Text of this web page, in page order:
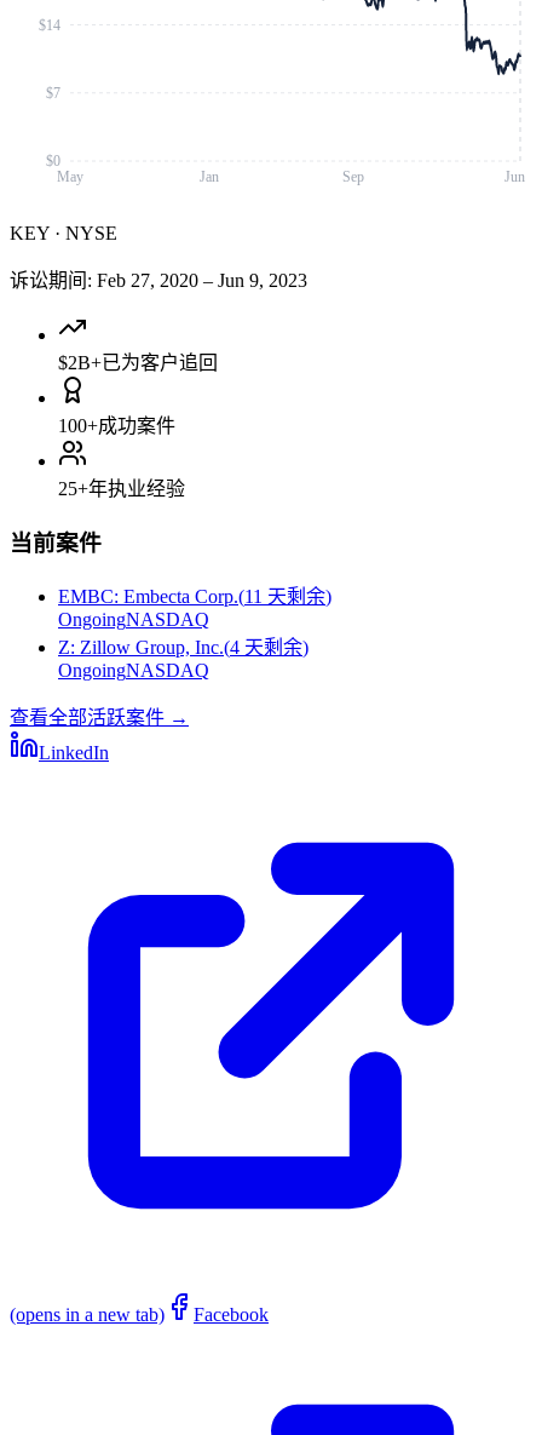
May Jan Sep Jun
$0
$7
$14
KEY · NYSE
诉讼期间 : Feb 27, 2020 – Jun 9, 2023
$2B+已为客户追回
100+成功案件
25+年执业经验
当前案件
EMBC: Embecta Corp.(11 天剩余)
OngoingNASDAQ
Z: Zillow Group, Inc.(4 天剩余)
OngoingNASDAQ
查看全部活跃案件 →
LinkedIn
(opens in a new tab) Facebook